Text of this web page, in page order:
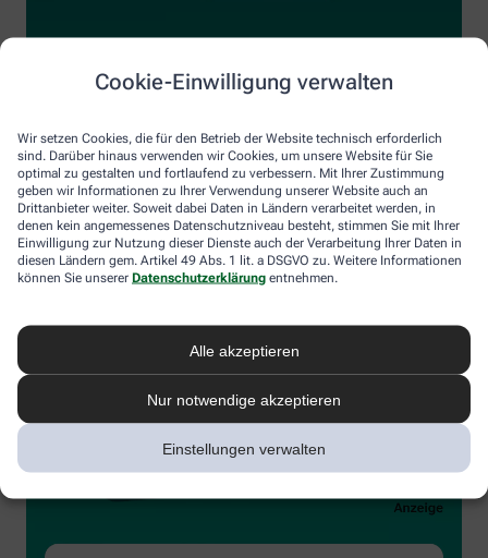
Cookie-Einwilligung verwalten
Wir setzen Cookies, die für den Betrieb der Website technisch erforderlich
sind. Darüber hinaus verwenden wir Cookies, um unsere Website für Sie
optimal zu gestalten und fortlaufend zu verbessern. Mit Ihrer Zustimmung
geben wir Informationen zu Ihrer Verwendung unserer Website auch an
Drittanbieter weiter. Soweit dabei Daten in Ländern verarbeitet werden, in
denen kein angemessenes Datenschutzniveau besteht, stimmen Sie mit Ihrer
Einwilligung zur Nutzung dieser Dienste auch der Verarbeitung Ihrer Daten in
diesen Ländern gem. Artikel 49 Abs. 1 lit. a DSGVO zu. Weitere Informationen
können Sie unserer Datenschutzerklärung entnehmen.
Alle akzeptieren
Nur notwendige akzeptieren
Einstellungen verwalten